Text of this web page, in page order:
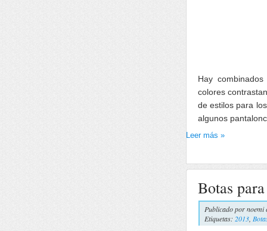
Hay
colores
de estilos para
algunos
Leer más »
Botas
Publicado pornoemi
Etiquetas: 2013